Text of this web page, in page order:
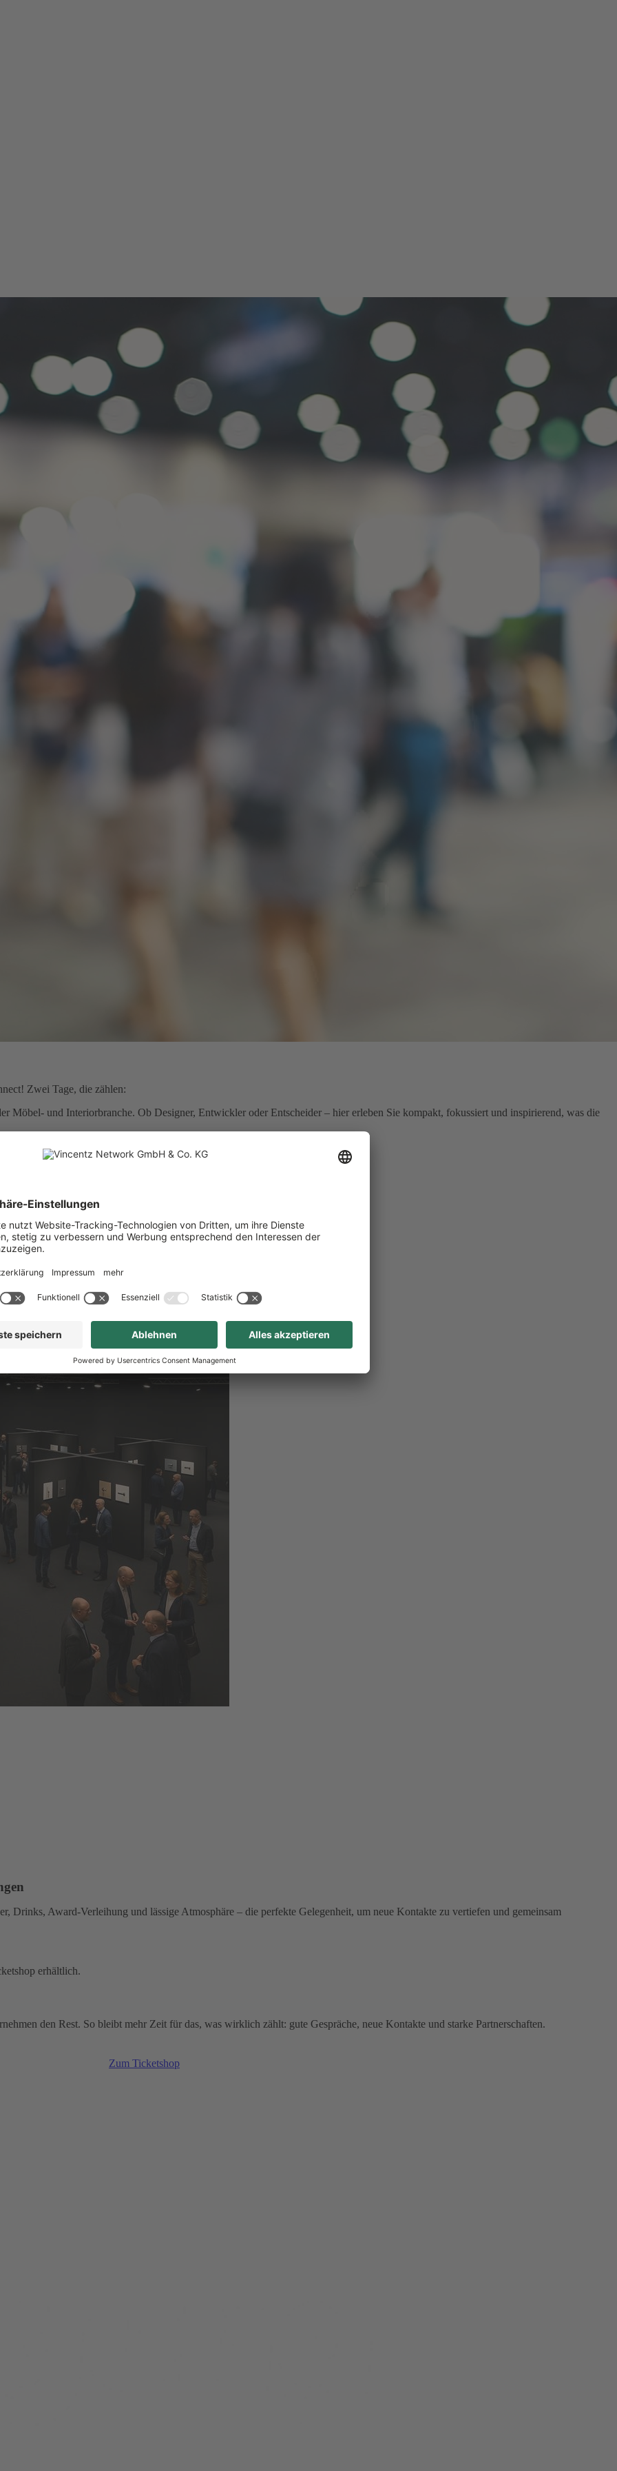
Zwei Tage, die zählen:
Möbel‑ und Interiorbranche. Ob Designer, Entwickler oder Entscheider – hier erleben Sie kompakt, fokussiert und inspirierend, was die
Wegen, intensiven Kontakten und jeder Menge Know-how.
kompakt, inspirierend, kostenfrei.
Drinks, Award-Verleihung und lässige Atmosphäre – die perfekte Gelegenheit, um neue Kontakte zu vertiefen und gemeinsam
erhältlich.
den Rest. So bleibt mehr Zeit für das, was wirklich zählt: gute Gespräche, neue Kontakte und starke Partnerschaften.
Zum Ticketshop